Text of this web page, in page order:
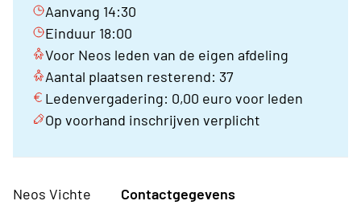
Aanvang 14:30
Einduur 18:00
Voor Neos leden van de eigen afdeling
Aantal plaatsen resterend: 37
Ledenvergadering: 0,00 euro voor leden
Op voorhand inschrijven verplicht
Neos Vichte
Contactgegevens